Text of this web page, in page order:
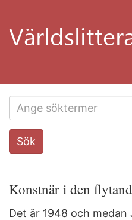
huvudinnehåll
Search
this
Sök
Konstnär i den
Det är 1948 och